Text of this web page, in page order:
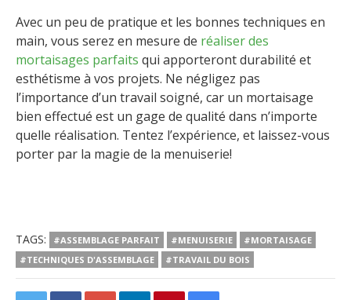
Avec un peu de pratique et les bonnes techniques en
main, vous serez en mesure de réaliser des
mortaisages parfaits qui apporteront durabilité et
esthétisme à vos projets. Ne négligez pas
l’importance d’un travail soigné, car un mortaisage
bien effectué est un gage de qualité dans n’importe
quelle réalisation. Tentez l’expérience, et laissez-vous
porter par la magie de la menuiserie!
TAGS: #ASSEMBLAGE PARFAIT #MENUISERIE
#MORTAISAGE
#TECHNIQUES D'ASSEMBLAGE
#TRAVAIL DU BOIS